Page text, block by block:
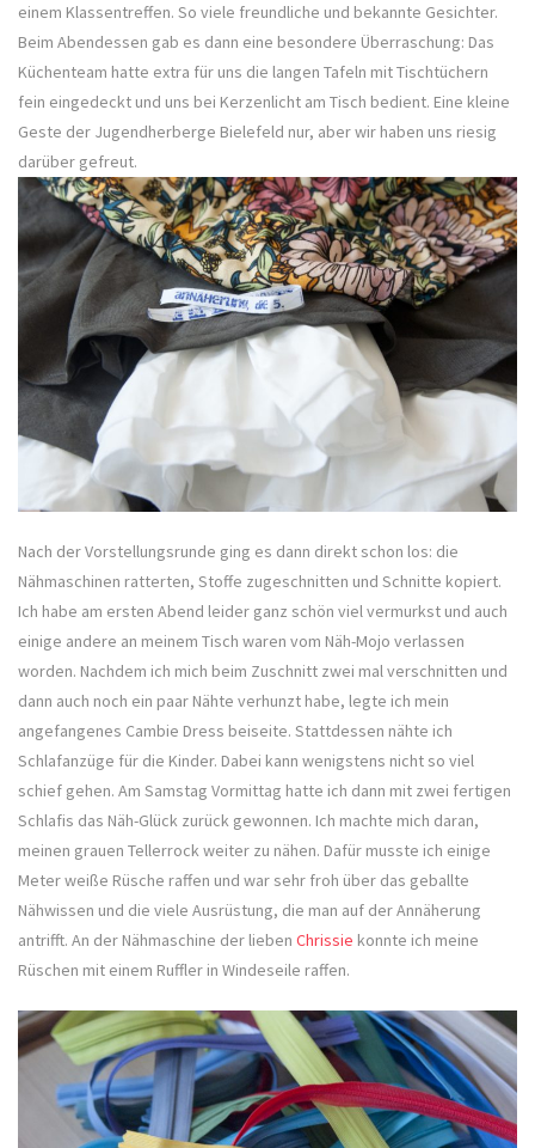
einem Klassentreffen. So viele freundliche und bekannte Gesichter.
Beim Abendessen gab es dann eine besondere Überraschung: Das
Küchenteam hatte extra für uns die langen Tafeln mit Tischtüchern
fein eingedeckt und uns bei Kerzenlicht am Tisch bedient. Eine kleine
Geste der Jugendherberge Bielefeld nur, aber wir haben uns riesig
darüber gefreut.
Nach der Vorstellungsrunde ging es dann direkt schon los: die
Nähmaschinen ratterten, Stoffe zugeschnitten und Schnitte kopiert.
Ich habe am ersten Abend leider ganz schön viel vermurkst und auch
einige andere an meinem Tisch waren vom Näh-Mojo verlassen
worden. Nachdem ich mich beim Zuschnitt zwei mal verschnitten und
dann auch noch ein paar Nähte verhunzt habe, legte ich mein
angefangenes Cambie Dress beiseite. Stattdessen nähte ich
Schlafanzüge für die Kinder. Dabei kann wenigstens nicht so viel
schief gehen. Am Samstag Vormittag hatte ich dann mit zwei fertigen
Schlafis das Näh-Glück zurück gewonnen. Ich machte mich daran,
meinen grauen Tellerrock weiter zu nähen. Dafür musste ich einige
Meter weiße Rüsche raffen und war sehr froh über das geballte
Nähwissen und die viele Ausrüstung, die man auf der Annäherung
antrifft. An der Nähmaschine der lieben Chrissie konnte ich meine
Rüschen mit einem Ruffler in Windeseile raffen.